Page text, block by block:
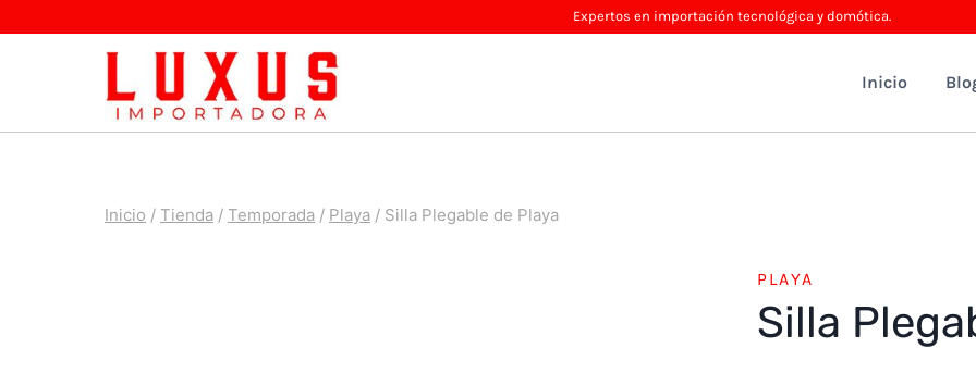
Expertos en importación tecnológica y domótica.
Inicio
Inicio / Tienda / Temporada / Playa / Silla Plegable de Playa
PLAYA
Silla